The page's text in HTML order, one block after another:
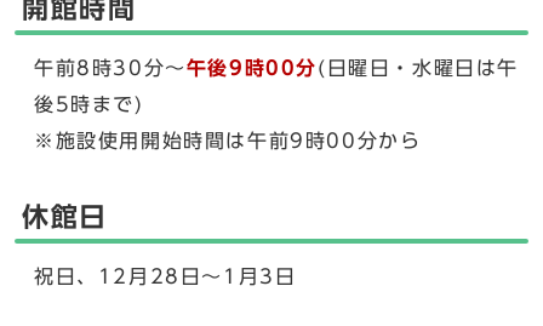
開館時間
午前8時30分～午後9時00分(日曜日・水曜日は午
後5時まで)
※施設使用開始時間は午前9時00分から
休館日
祝日、12月28日～1月3日